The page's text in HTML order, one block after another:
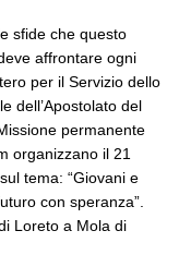
sfide che questo
affrontare ogni
per il Servizio dello
dell’Apostolato del
permanente
organizzano il 21
tema: “Giovani e
con speranza”.
Loreto a Mola di